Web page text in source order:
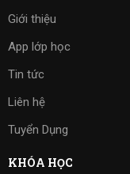
Giới thiệu
App lớp học
Tin tức
Liên hệ
Tuyển Dụng
KHÓA HỌC